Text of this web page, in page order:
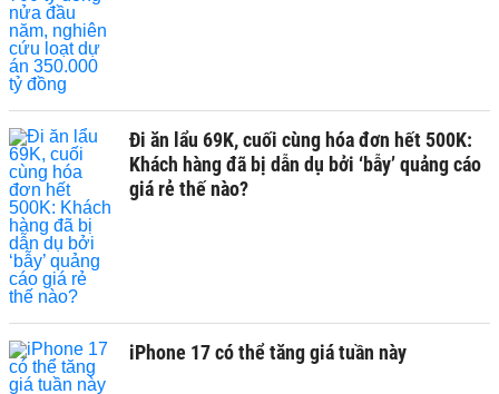
Đi ăn lẩu 69K, cuối cùng hóa đơn hết 500K:
Khách hàng đã bị dẫn dụ bởi ‘bẫy’ quảng cáo
giá rẻ thế nào?
iPhone 17 có thể tăng giá tuần này